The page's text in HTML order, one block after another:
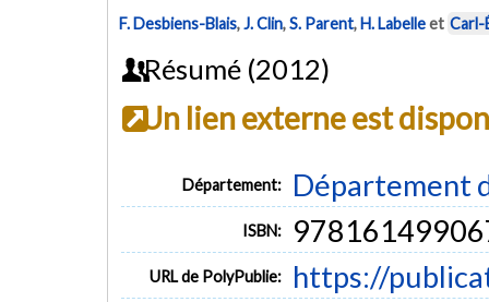
F. Desbiens-Blais,J. Clin,S. Parent,H. Labelleet Carl-
Résumé (2012)
Un lien externe est
Département: Département
ISBN:
URL de PolyPublie: https://